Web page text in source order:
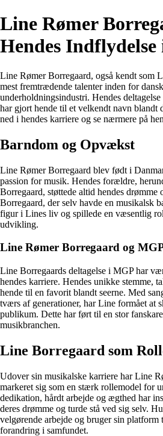
Line Rømer
Hendes
Line Rømer Borregaard, også kendt som
mest fremtrædende talenter inden for
underholdningsindustri. Hendes
har gjort hende til et velkendt navn blandt
ned i hendes karriere og se nærmere på
Barndom og Opvækst
Line Rømer Borregaard blev født i
passion for musik. Hendes forældre,
Borregaard, støttede altid hendes drømme
Borregaard, der selv havde en musikalsk
figur i Lines liv og spillede en væsentlig
udvikling.
Line Rømer Borregaard og
Line Borregaards deltagelse i MGP har
hendes karriere. Hendes unikke stemme,
hende til en favorit blandt seerne. Med
tværs af generationer, har Line formået at
publikum. Dette har ført til en stor
musikbranchen.
Line Borregaard som
Udover sin musikalske karriere har Line
markeret sig som en stærk rollemodel for
dedikation, hårdt arbejde og ægthed har
deres drømme og turde stå ved sig selv.
velgørende arbejde og bruger sin platform
forandring i samfundet.